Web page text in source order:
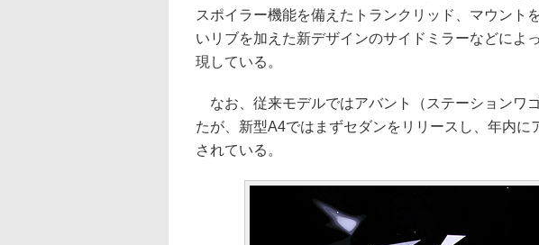
スポイラー機能を備えたトランクリッド、マウント
いリブを加えた新デザインのサイドミラーなどによ
現している。
なお、従来モデルではアバント（ステーションワ
たが、新型A4ではまずセダンをリリースし、年内に
されている。